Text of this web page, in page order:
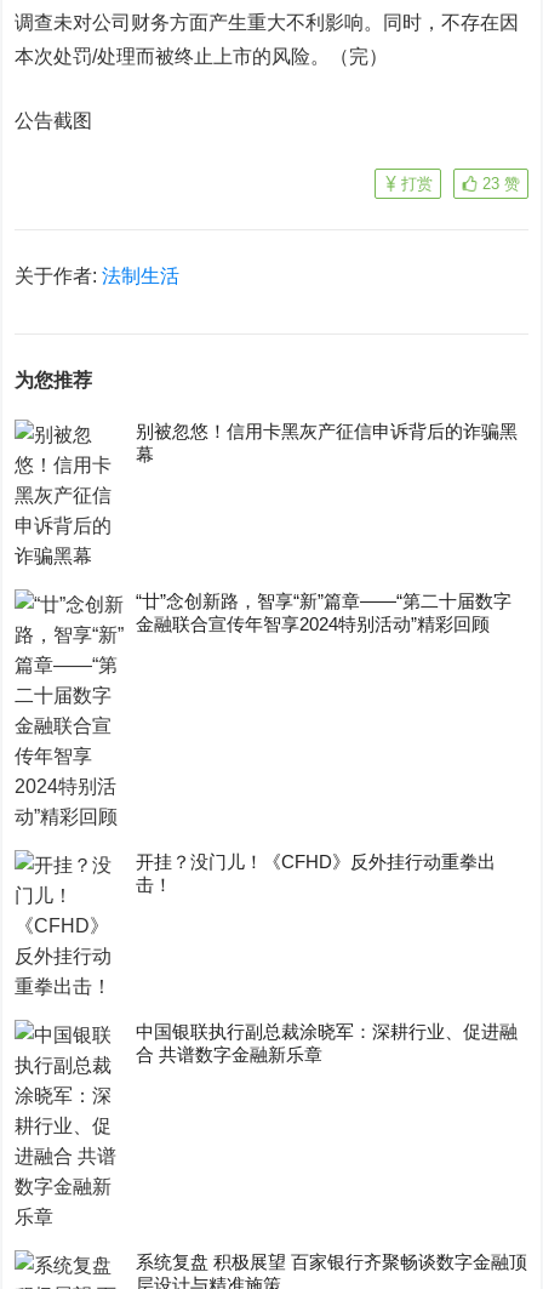
调查未对公司财务方面产生重大不利影响。同时，不存在因
本次处罚/处理而被终止上市的风险。（完）
公告截图
23 赞
打赏
关于作者:法制生活
为您推荐
别被忽悠！信用卡黑灰产征信申诉背后的诈骗黑
幕
“廿”念创新路，智享“新”篇章——“第二十届数字
金融联合宣传年智享2024特别活动”精彩回顾
开挂？没门儿！《CFHD》反外挂行动重拳出
击！
中国银联执行副总裁涂晓军：深耕行业、促进融
合 共谱数字金融新乐章
系统复盘 积极展望 百家银行齐聚畅谈数字金融顶
层设计与精准施策